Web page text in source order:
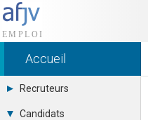
Accueil
Recruteurs
Déposer une annonce
Candidats